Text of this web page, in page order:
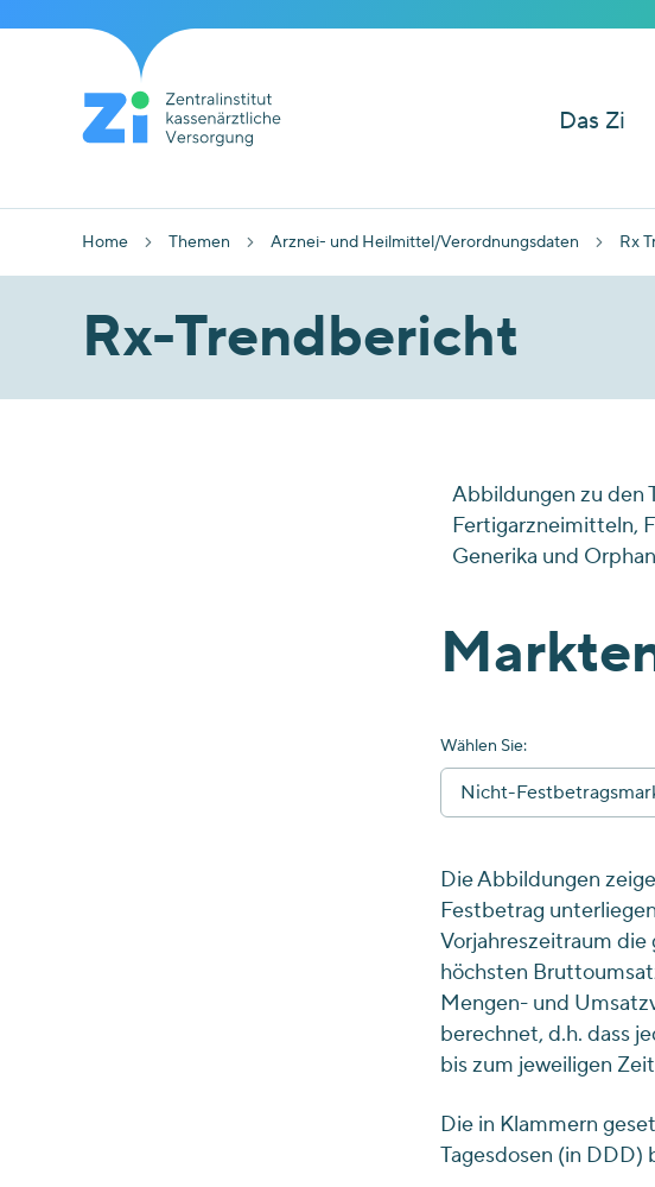
Das Zi
Home Themen Arznei- und Heilmittel/Verordnungsdaten Rx
Rx-Trendbericht
Abbildungen zu den
Fertigarzneimitteln,
Generika und
Wählen Sie:
Nicht-
Die Abbildungen
Festbetrag
Vorjahreszeitraum
höchsten
Mengen- und
berechnet, d.h. dass
bis zum jeweiligen
Die in Klammern
Tagesdosen (in DDD)